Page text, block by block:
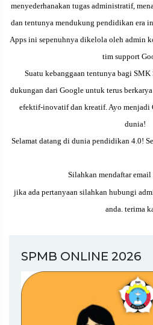
menyederhanakan tugas administratif,
dan tentunya mendukung pendidikan era
Apps ini sepenuhnya dikelola oleh admin
tim support
Suatu kebanggaan tentunya bagi SMK
dukungan dari Google untuk terus
efektif-inovatif dan kreatif. Ayo menjadi
dunia!
Selamat datang di dunia pendidikan 4.0!
Silahkan mendaftar email
jika ada pertanyaan silahkan hubungi
anda. terima
SPMB ONLINE 2026